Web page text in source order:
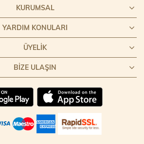
KURUMSAL
YARDIM KONULARI
ÜYELIK
BIZE ULAŞIN